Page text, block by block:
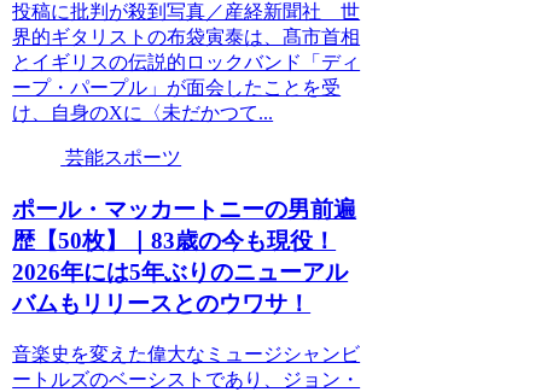
投稿に批判が殺到写真／産経新聞社 世
界的ギタリストの布袋寅泰は、髙市首相
とイギリスの伝説的ロックバンド「ディ
ープ・パープル」が面会したことを受
け、自身のXに〈未だかつて...
芸能スポーツ
ポール・マッカートニーの男前遍
歴【50枚】｜83歳の今も現役！
2026年には5年ぶりのニューアル
バムもリリースとのウワサ！
音楽史を変えた偉大なミュージシャンビ
ートルズのベーシストであり、ジョン・